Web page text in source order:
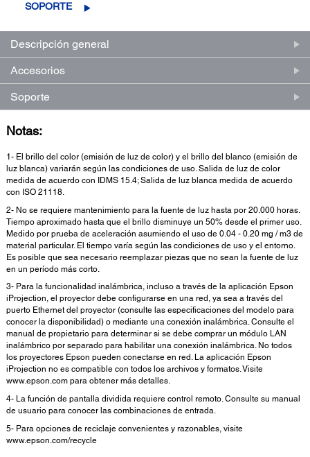
SOPORTE
Descripción general
Accesorios
Soporte
Notas:
1- El brillo del color (emisión de luz de color) y el brillo del blanco (emisión de
luz blanca) variarán según las condiciones de uso. Salida de luz de color
medida de acuerdo con IDMS 15.4; Salida de luz blanca medida de acuerdo
con ISO 21118.
2- No se requiere mantenimiento para la fuente de luz hasta por 20.000 horas.
Tiempo aproximado hasta que el brillo disminuye un 50% desde el primer uso.
Medido por prueba de aceleración asumiendo el uso de 0.04 - 0.20 mg / m3 de
material particular. El tiempo varía según las condiciones de uso y el entorno.
Es posible que sea necesario reemplazar piezas que no sean la fuente de luz
en un período más corto.
3- Para la funcionalidad inalámbrica, incluso a través de la aplicación Epson
iProjection, el proyector debe configurarse en una red, ya sea a través del
puerto Ethernet del proyector (consulte las especificaciones del modelo para
conocer la disponibilidad) o mediante una conexión inalámbrica. Consulte el
manual de propietario para determinar si se debe comprar un módulo LAN
inalámbrico por separado para habilitar una conexión inalámbrica. No todos
los proyectores Epson pueden conectarse en red. La aplicación Epson
iProjection no es compatible con todos los archivos y formatos. Visite
www.epson.com para obtener más detalles.
4- La función de pantalla dividida requiere control remoto. Consulte su manual
de usuario para conocer las combinaciones de entrada.
5- Para opciones de reciclaje convenientes y razonables, visite
www.epson.com/recycle